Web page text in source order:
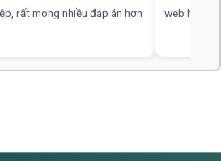
rất mong nhiều đáp án hơn web hay,